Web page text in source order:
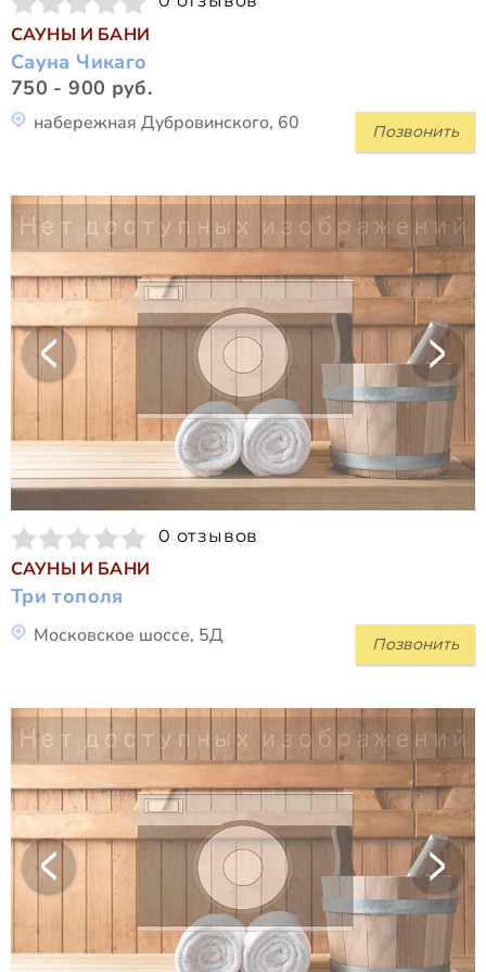
САУНЫ И БАНИ
Сауна Чикаго
750 - 900 руб.
Позвонить
набережная Дубровинского, 60
0 отзывов
САУНЫ И БАНИ
Три тополя
Позвонить
Московское шоссе, 5Д